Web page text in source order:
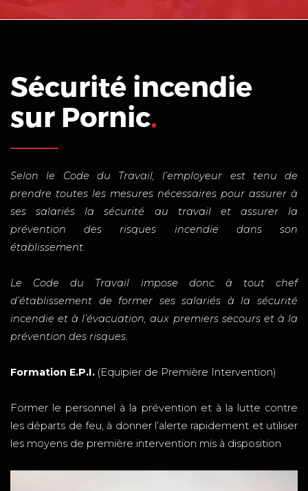
Sécurité incendie
sur Pornic.
Selon le Code du Travail, l’employeur est tenu de
prendre toutes les mesures nécessaires pour assurer à
ses salariés la sécurité au travail et assurer la
prévention des risques incendie dans son
établissement.
Le Code du Travail impose donc à tout chef
d’établissement de former ses salariés à la sécurité
incendie et à l’évacuation, aux premiers secours et à la
prévention des risques.
Formation E.P.I. (Equipier de Première Intervention)
Former le personnel à la prévention et à la lutte contre
les départs de feu, à donner l’alerte rapidement et utiliser
les moyens de première intervention mis à disposition